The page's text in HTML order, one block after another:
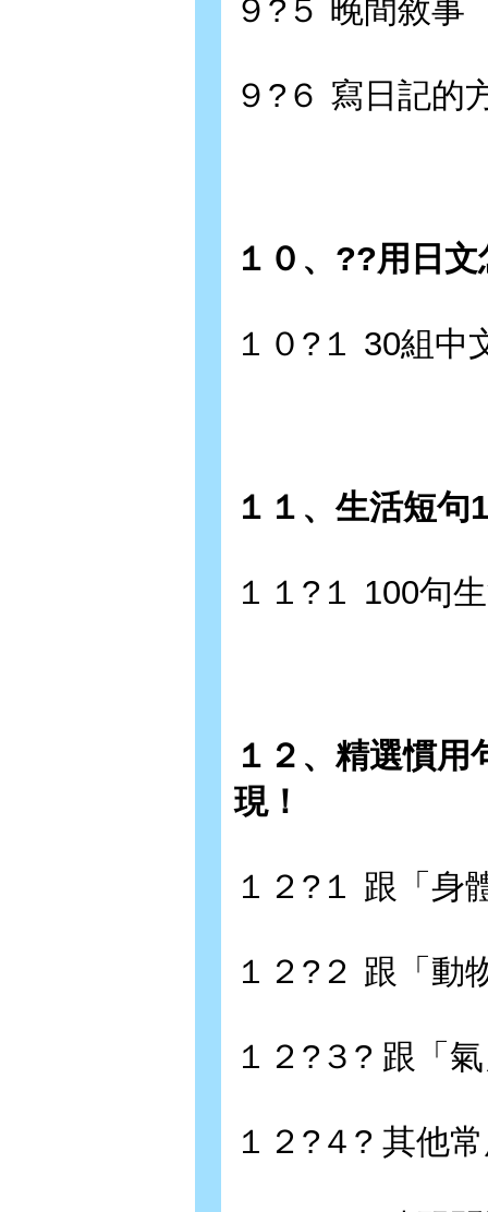
９?５ 晚間敘事
９?６ 寫日記的
１０、??用日
１０?１ 30組中
１１、生活短
１１?１ 100句
１２、精選慣
現！
１２?１ 跟「身
１２?２ 跟「動
１２?３? 跟「
１２?４? 其他